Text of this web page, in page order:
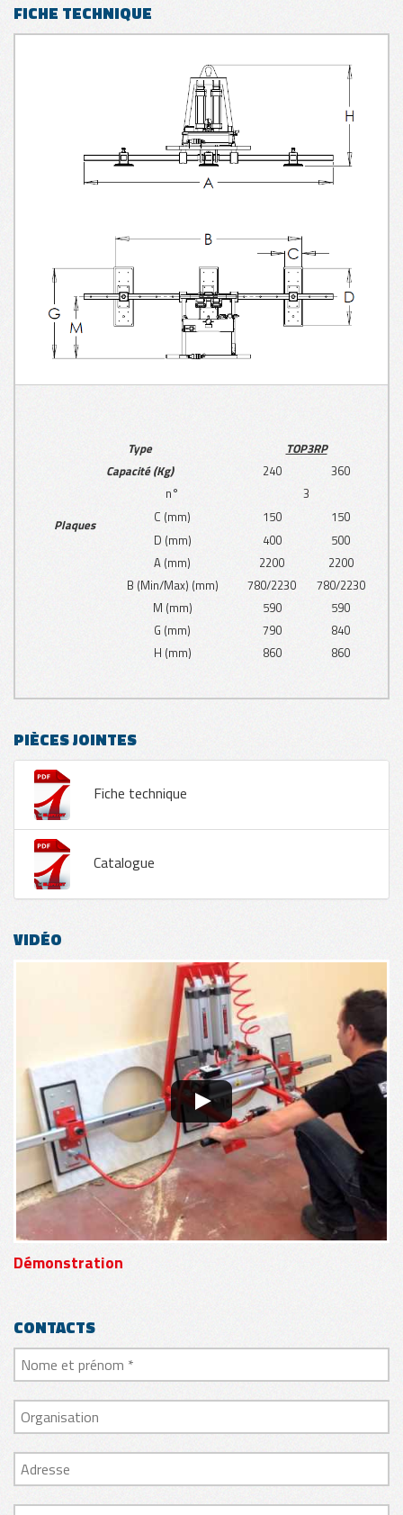
FICHE TECHNIQUE
Type
TOP3RP
Capacité (Kg)
240 360
Plaques
n°
3
C (mm)
150
150
D (mm)
400
500
A (mm)
2200
2200
B (Min/Max) (mm)
780/2230
780/2230
M (mm)
590
590
G (mm)
790
840
H (mm)
860 860
PIÈCES JOINTES
Fiche technique
Catalogue
VIDÉO
Démonstration
CONTACTS